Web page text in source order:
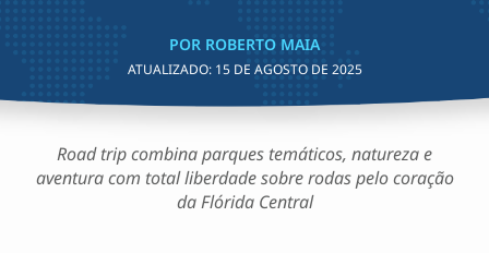
POR ROBERTO MAIA
ATUALIZADO: 15 DE AGOSTO DE 2025
Road trip combina parques temáticos, natureza e
aventura com total liberdade sobre rodas pelo coração
da Flórida Central